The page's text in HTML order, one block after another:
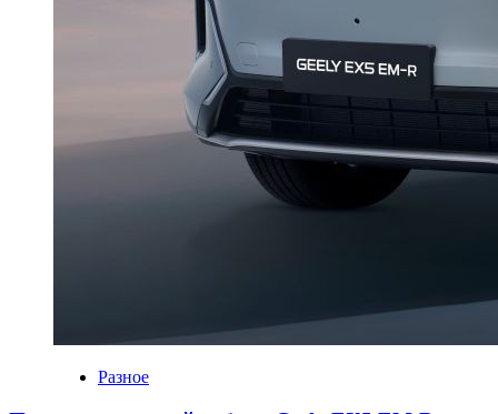
Разное